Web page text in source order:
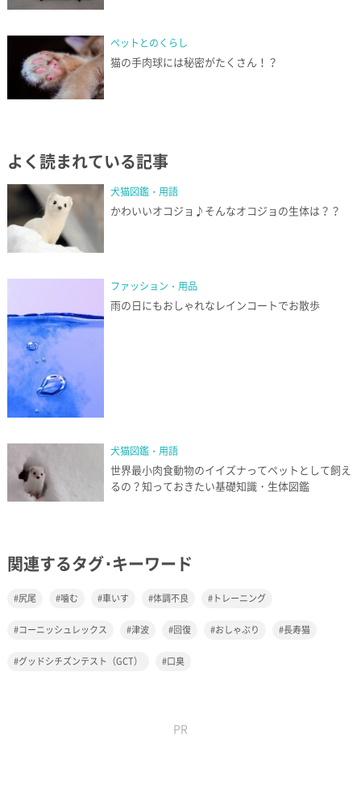
ペットとのくらし
猫の手肉球には秘密がたくさん！？
よく読まれている記事
犬猫図鑑・用語
かわいいオコジョ♪そんなオコジョの生体は？？
ファッション・用品
雨の日にもおしゃれなレインコートでお散歩
犬猫図鑑・用語
世界最小肉食動物のイイズナってペットとして飼え
るの？知っておきたい基礎知識・生体図鑑
関連するタグ･キーワード
尻尾 噛む 車いす 体調不良 トレーニング
コーニッシュレックス 津波 回復 おしゃぶり 長寿猫
グッドシチズンテスト（GCT） 口臭
PR